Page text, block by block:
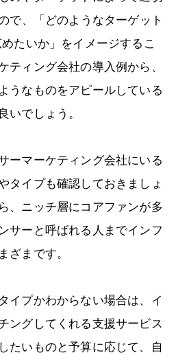
で、「どのようなターゲット
たいか」をイメージするこ
ティング会社の導入例から、
うなものをアピールしている
いでしょう。
ーマーケティング会社にいる
タイプも確認しておきましょ
、ニッチ層にコアファンが多
サーと呼ばれる人までインフ
ざまです。
イプかわからない場合は、イ
ングしてくれる支援サービス
たいものと予算に応じて、自